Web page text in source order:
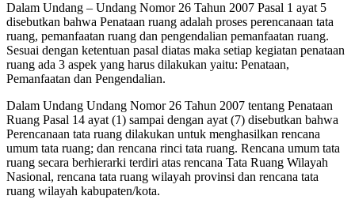
Dalam Undang – Undang Nomor 26 Tahun 2007 Pasal 1 ayat 5
disebutkan bahwa Penataan ruang adalah proses perencanaan tata
ruang, pemanfaatan ruang dan pengendalian pemanfaatan ruang.
Sesuai dengan ketentuan pasal diatas maka setiap kegiatan penataan
ruang ada 3 aspek yang harus dilakukan yaitu: Penataan,
Pemanfaatan dan Pengendalian.
Dalam Undang Undang Nomor 26 Tahun 2007 tentang Penataan
Ruang Pasal 14 ayat (1) sampai dengan ayat (7) disebutkan bahwa
Perencanaan tata ruang dilakukan untuk menghasilkan rencana
umum tata ruang; dan rencana rinci tata ruang. Rencana umum tata
ruang secara berhierarki terdiri atas rencana Tata Ruang Wilayah
Nasional, rencana tata ruang wilayah provinsi dan rencana tata
ruang wilayah kabupaten/kota.